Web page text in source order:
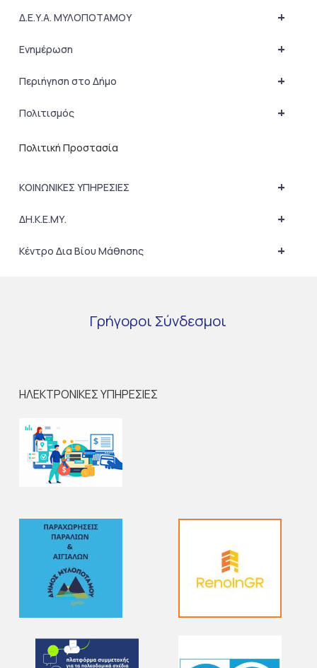
+
Δ.Ε.Υ.Α. ΜΥΛΟΠΟΤΑΜΟΥ
+
Ενημέρωση
+
Περιήγηση στο Δήμο
+
Πολιτισμός
Πολιτική Προστασία
+
ΚΟΙΝΩΝΙΚΕΣ ΥΠΗΡΕΣΙΕΣ
+
ΔΗ.Κ.Ε.ΜΥ.
+
Κέντρο Δια Βίου Μάθησης
Γρήγοροι Σύνδεσμοι
ΗΛΕΚΤΡΟΝΙΚΕΣ ΥΠΗΡΕΣΙΕΣ